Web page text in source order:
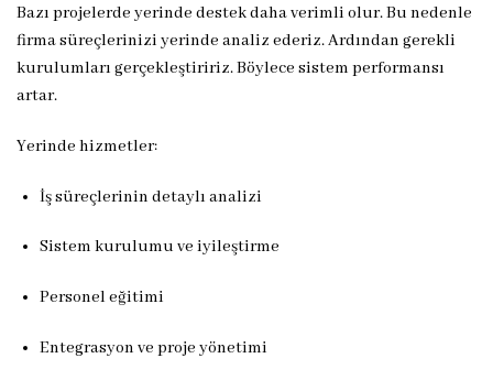
Bazı projelerde yerinde destek daha verimli olur. Bu nedenle
firma süreçlerinizi yerinde analiz ederiz. Ardından gerekli
kurulumları gerçekleştiririz. Böylece sistem performansı
artar.
Yerinde hizmetler:
İş süreçlerinin detaylı analizi
Sistem kurulumu ve iyileştirme
Personel eğitimi
Entegrasyon ve proje yönetimi